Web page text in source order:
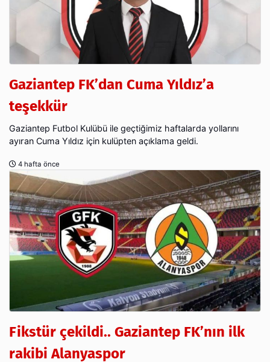
Gaziantep FK’dan Cuma Yıldız’a
teşekkür
Gaziantep Futbol Kulübü ile geçtiğimiz haftalarda yollarını
ayıran Cuma Yıldız için kulüpten açıklama geldi.
4 hafta önce
Fikstür çekildi.. Gaziantep FK’nın ilk
rakibi Alanyaspor